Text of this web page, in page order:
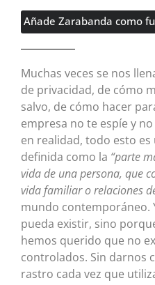
Añade Zarabanda como
Muchas veces se nos
de privacidad, de cómo
salvo, de cómo hacer
empresa no te espíe y
en realidad, todo esto
definida como la “parte
vida de una persona, que
vida familiar o relaciones
mundo contemporáneo.
pueda existir, sino
hemos querido que no
controlados. Sin darnos
rastro cada vez que